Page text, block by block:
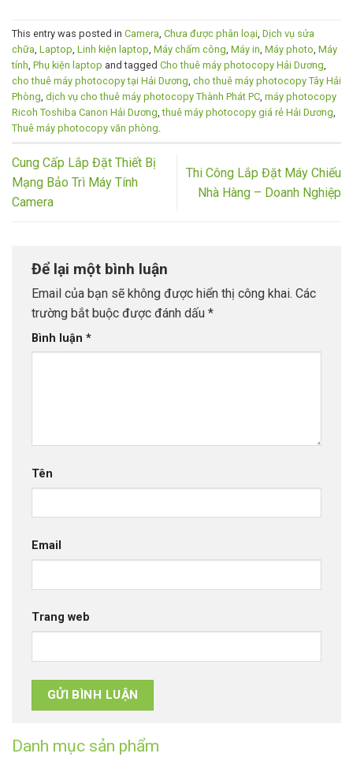
Danh mục sản phẩm
This entry was posted in Camera Chưa được phân loại Dịch vụ sửa
chữa Laptop Linh kiện laptop Máy chấm công Máy in Máy photo Máy
tính Phụ kiện laptop and tagged Cho thuê máy photocopy Hải Dương
cho thuê máy photocopy tại Hải Dương cho thuê máy photocopy Tây Hải
Phòng dịch vụ cho thuê máy photocopy Thành Phát PC máy photocopy
Ricoh Toshiba Canon Hải Dương ,thuê máy photocopy giá rẻ Hải Dương
Thuê máy photocopy văn phòng
Cung Cấp Lắp Đặt Thiết Bị
Mạng Bảo Trì Máy Tính
Camera
Thi Công Lắp Đặt Máy Chiếu
Nhà Hàng – Doanh Nghiệp
Để lại một bình luận
Email của bạn sẽ không được hiển thị công khai. Các
trường bắt buộc được đánh dấu *
Bình luận *
Tên
Email
Trang web